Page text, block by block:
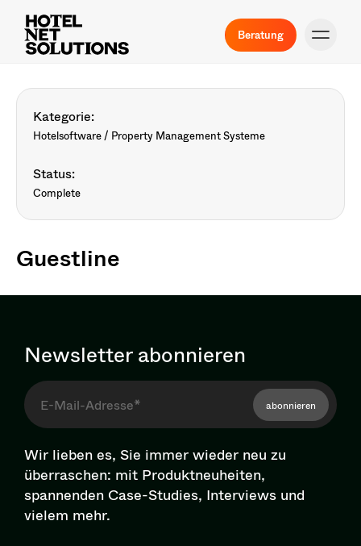
Beratung
Kategorie:
Hotelsoftware / Property Management Systeme
Status:
Complete
Guestline
Newsletter abonnieren
abonnieren
Wir lieben es, Sie immer wieder neu zu
überraschen: mit Pro­dukt­neu­hei­ten,
spannenden Case-Studies, Interviews und
vielem mehr.